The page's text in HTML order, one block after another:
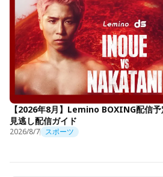
【2026年8月】Lemino BOXING配信
見逃し配信ガイド
2026/8/7 スポーツ